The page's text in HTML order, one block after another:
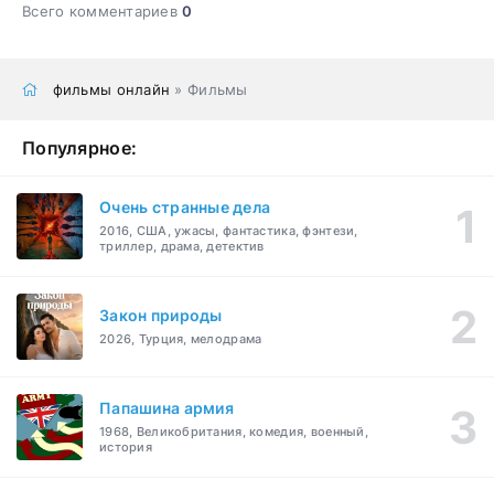
Всего комментариев0
фильмы онлайн » Фильмы
Популярное:
Очень странные дела
2016, США, ужасы, фантастика, фэнтези,
триллер, драма, детектив
Закон природы
2026, Турция, мелодрама
Папашина армия
1968, Великобритания, комедия, военный,
история